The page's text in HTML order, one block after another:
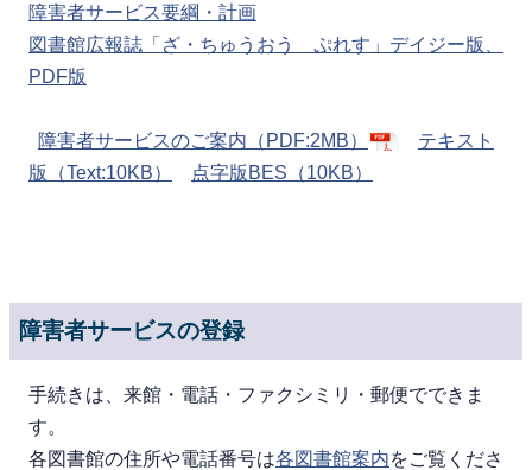
障害者サービス要綱・計画
図書館広報誌「ざ・ちゅうおう ぷれす」デイジー版、
PDF版
障害者サービスのご案内（PDF:2MB）
テキスト
版（Text:10KB）
点字版BES（10KB）
障害者サービスの登録
手続きは、来館・電話・ファクシミリ・郵便でできま
す。
各図書館の住所や電話番号は各図書館案内をご覧くださ